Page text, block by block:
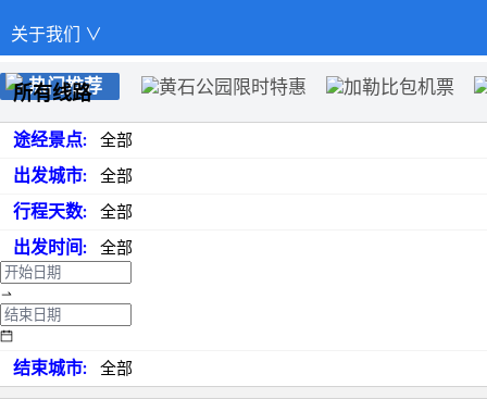
关于我们 ∨
热门推荐 黄石公园限时特惠
加勒比包机票
黄刀极光
所有线路
途经景点: 全部
出发城市: 全部
行程天数: 全部
出发时间: 全部
结束城市: 全部